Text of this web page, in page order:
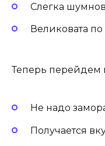
Слегка
Великовата
Теперь перейдем
Не надо
Получается